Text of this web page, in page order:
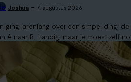
Joshua - 7. augustus 2026
ging jarenlang over één simpel ding: de
A naar B. Handig, maar je moest zelf